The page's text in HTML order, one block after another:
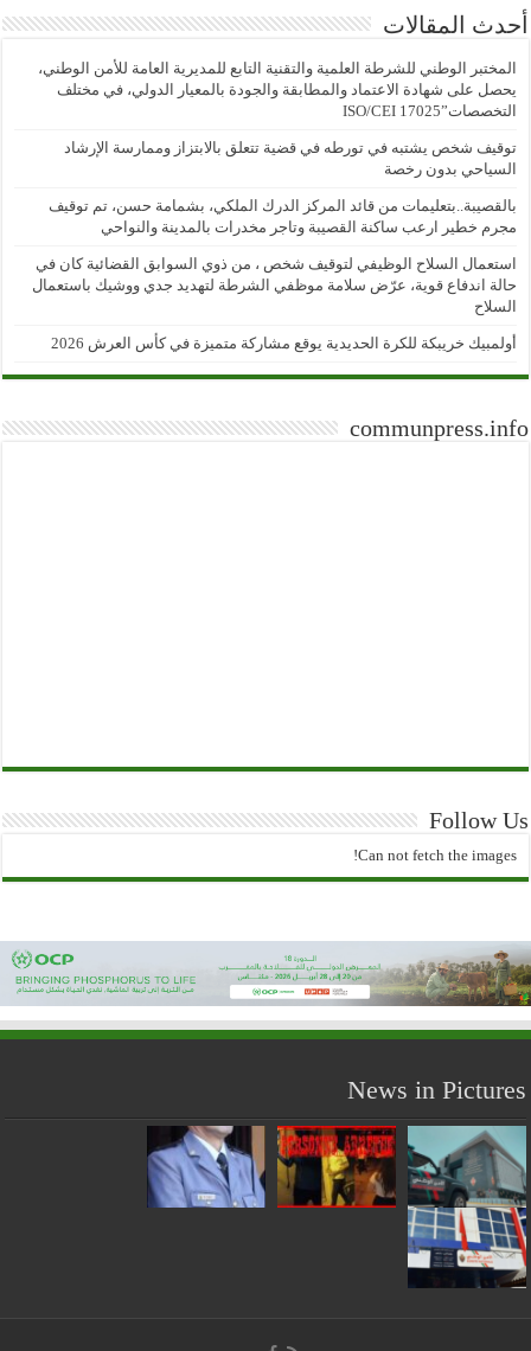
أحدث المقالات
المختبر الوطني للشرطة العلمية والتقنية التابع للمديرية العامة للأمن الوطني،
يحصل على شهادة الاعتماد والمطابقة والجودة بالمعيار الدولي، في مختلف
التخصصات”ISO/CEI 17025
توقيف شخص يشتبه في تورطه في قضية تتعلق بالابتزاز وممارسة الإرشاد
السياحي بدون رخصة
بالقصيبة..بتعليمات من قائد المركز الدرك الملكي، بشمامة حسن، تم توقيف
مجرم خطير ارعب ساكنة القصيبة وتاجر مخدرات بالمدينة والنواحي
استعمال السلاح الوظيفي لتوقيف شخص ، من ذوي السوابق القضائية كان في
حالة اندفاع قوية، عرّض سلامة موظفي الشرطة لتهديد جدي ووشيك باستعمال
السلاح
أولمبيك خريبكة للكرة الحديدية يوقع مشاركة متميزة في كأس العرش 2026
communpress.info
Follow Us
Can not fetch the images!
News in Pictures